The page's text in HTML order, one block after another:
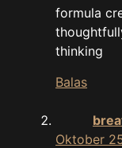
formula
thinking
Balas
Oktober